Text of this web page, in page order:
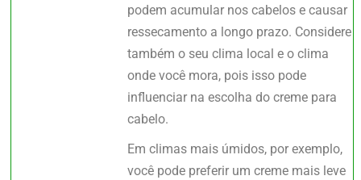
podem acumular nos cabelos e causar
ressecamento a longo prazo. Considere
também o seu clima local e o clima
onde você mora, pois isso pode
influenciar na escolha do creme para
cabelo.
Em climas mais úmidos, por exemplo,
você pode preferir um creme mais leve